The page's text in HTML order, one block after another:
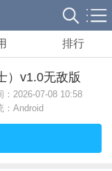
排行
）v1.0无敌版
：2026-07-08 10:58
：Android